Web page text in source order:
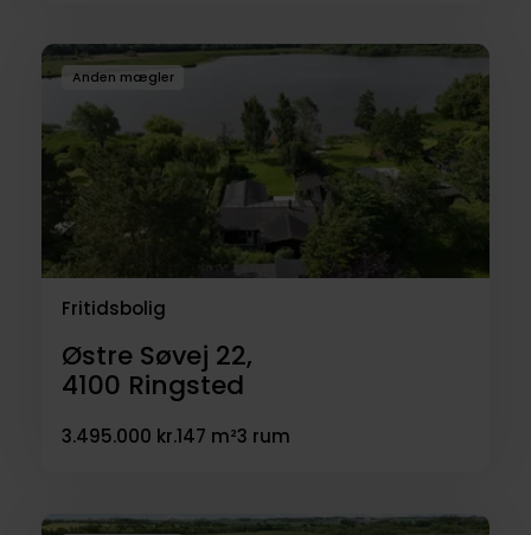
Anden mægler
Fritidsbolig
Østre Søvej 22,
4100 Ringsted
3.495.000 kr.147 m²3 rum